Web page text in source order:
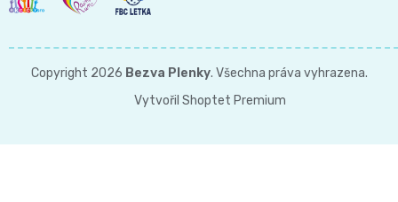
Vytvořil Shoptet Premium
Copyright 2026 Bezva Plenky. Všechna práva vyhrazena.